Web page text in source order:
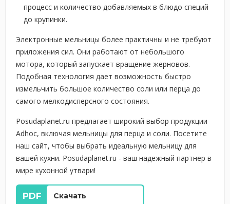
процесс и количество добавляемых в блюдо специй
до крупинки.
Электронные мельницы более практичны и не требуют
приложения сил. Они работают от небольшого
мотора, который запускает вращение жерновов.
Подобная технология дает возможность быстро
измельчить большое количество соли или перца до
самого мелкодисперсного состояния.
Posudaplanet.ru предлагает широкий выбор продукции
Adhoc, включая мельницы для перца и соли. Посетите
наш сайт, чтобы выбрать идеальную мельницу для
вашей кухни. Posudaplanet.ru - ваш надежный партнер в
мире кухонной утвари!
Скачать